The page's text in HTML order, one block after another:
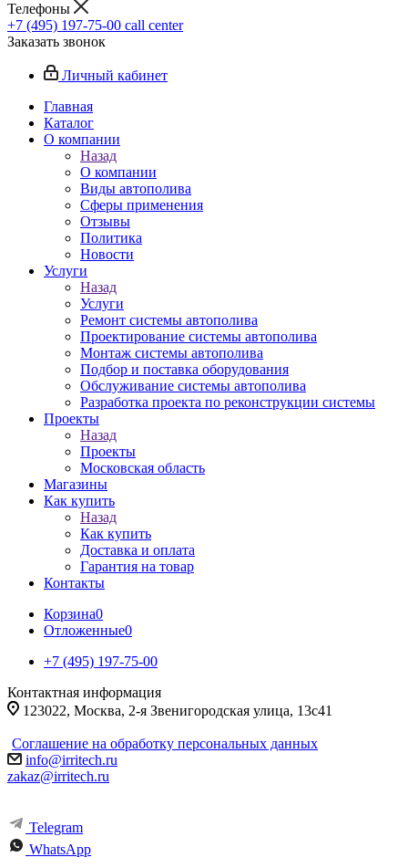
Телефоны
+7 (495) 197-75-00 call center
Заказать звонок
Личный кабинет
Главная
Каталог
О компании
Назад
О компании
Виды автополива
Сферы применения
Отзывы
Политика
Новости
Услуги
Назад
Услуги
Ремонт системы автополива
Проектирование системы автополива
Монтаж системы автополива
Подбор и поставка оборудования
Обслуживание системы автополива
Разработка проекта по реконструкции системы
Проекты
Назад
Проекты
Московская область
Магазины
Как купить
Назад
Как купить
Доставка и оплата
Гарантия на товар
Контакты
Корзина0
Отложенные0
+7 (495) 197-75-00
Контактная информация
123022, Москва, 2-я Звенигородская улица, 13с41
Соглашение на обработку персональных данных
info@irritech.ru
zakaz@irritech.ru
Telegram
WhatsApp